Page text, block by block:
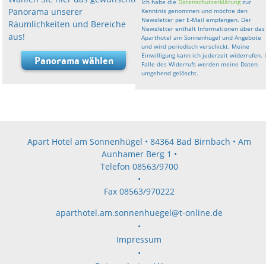
Panorama unserer
Räumlichkeiten und Bereiche
aus!
Panorama wählen
Ich habe die Datenschutzerklärung zur
Kenntnis genommen und möchte den
Newsletter per E-Mail empfangen. Der
Newsletter enthält Informationen über das
Aparthotel am Sonnenhügel und Angebote
und wird periodisch verschickt. Meine
Einwilligung kann ich jederzeit widerrufen.
Falle des Widerrufs werden meine Daten
umgehend gelöscht.
Apart Hotel am Sonnenhügel • 84364 Bad Birnbach • Am
Aunhamer Berg 1 •
Telefon 08563/9700
•
Fax 08563/970222
aparthotel.am.sonnenhuegel@t-online.de
•
Impressum
•